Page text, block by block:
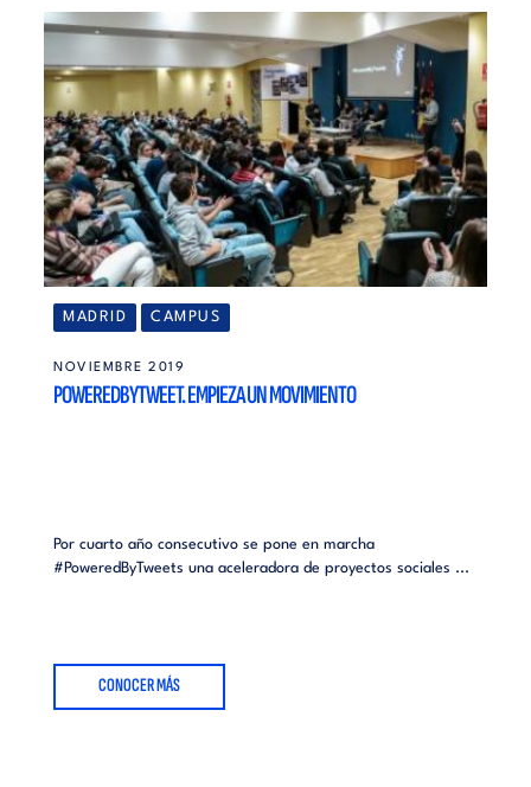
MADRID CAMPUS
NOVIEMBRE 2019
POWEREDBYTWEET. EMPIEZA UN MOVIMIENTO
Por cuarto año consecutivo se pone en marcha
#PoweredByTweets una aceleradora de proyectos sociales ...
CONOCER MÁS